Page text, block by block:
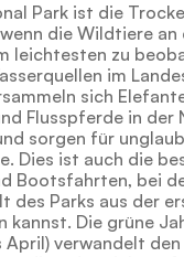
Park ist die
die Wildtiere an
leichtesten zu
im
sich
Flusspferde in der
sorgen für
Dies ist auch die
Bootsfahrten, bei
des Parks aus der
kannst. Die grüne
April) verwandelt den